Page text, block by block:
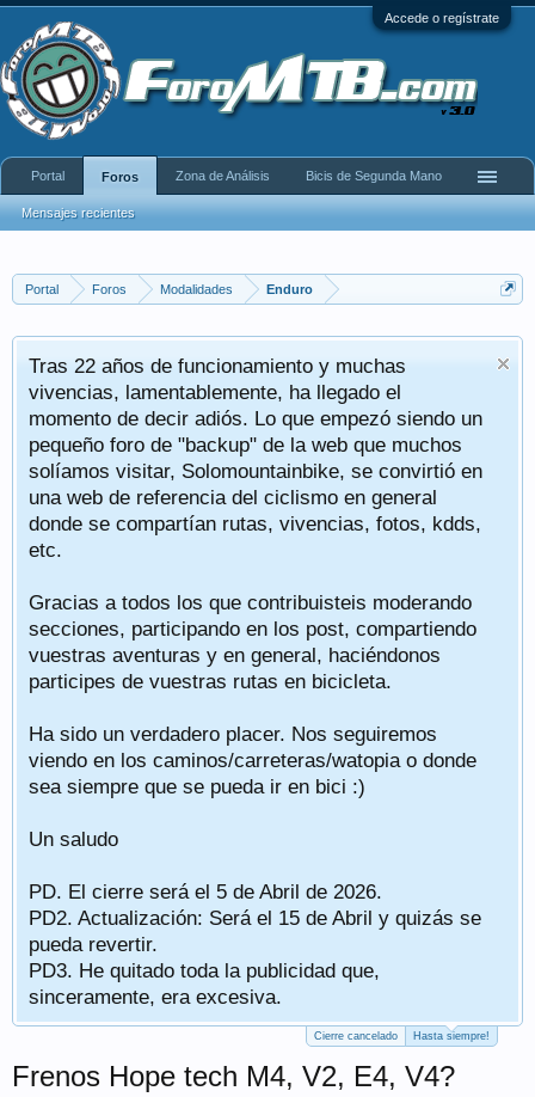
Accede o regístrate
Portal Foros Modalidades Enduro
Tras 22 años de funcionamiento y muchas
vivencias, lamentablemente, ha llegado el
momento de decir adiós. Lo que empezó siendo un
pequeño foro de "backup" de la web que muchos
solíamos visitar, Solomountainbike, se convirtió en
una web de referencia del ciclismo en general
donde se compartían rutas, vivencias, fotos, kdds,
etc.
Gracias a todos los que contribuisteis moderando
secciones, participando en los post, compartiendo
vuestras aventuras y en general, haciéndonos
participes de vuestras rutas en bicicleta.
Ha sido un verdadero placer. Nos seguiremos
viendo en los caminos/carreteras/watopia o donde
sea siempre que se pueda ir en bici :)
Un saludo
PD. El cierre será el 5 de Abril de 2026.
PD2. Actualización: Será el 15 de Abril y quizás se
pueda revertir.
PD3. He quitado toda la publicidad que,
sinceramente, era excesiva.
Cierre cancelado Hasta siempre!
Frenos Hope tech M4, V2, E4, V4?
Portal Foros
Mensajes recientes
Zona de Análisis Bicis de Segunda Mano